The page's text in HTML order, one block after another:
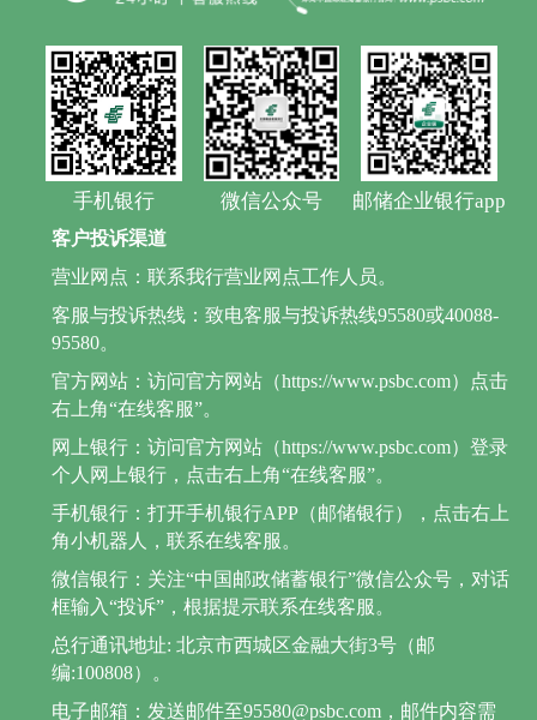
手机银行 微信公众号 邮储企业银行app
客户投诉渠道
营业网点：联系我行营业网点工作人员。
客服与投诉热线：致电客服与投诉热线95580或40088-
95580。
官方网站：访问官方网站（https://www.psbc.com）点击
右上角“在线客服”。
网上银行：访问官方网站（https://www.psbc.com）登录
个人网上银行，点击右上角“在线客服”。
手机银行：打开手机银行APP（邮储银行），点击右上
角小机器人，联系在线客服。
微信银行：关注“中国邮政储蓄银行”微信公众号，对话
框输入“投诉”，根据提示联系在线客服。
总行通讯地址: 北京市西城区金融大街3号（邮
编:100808）。
电子邮箱：发送邮件至95580@psbc.com，邮件内容需